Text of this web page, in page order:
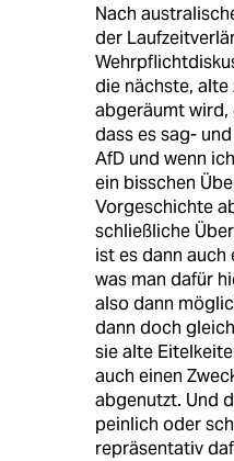
Nach
der
die nächste,
abgeräumt wird,
dass es sag-
AfD und wenn
ein bisschen
Vorgeschichte
schließliche
ist es dann auch
was man dafür
also dann
dann doch
sie alte
auch einen
abgenutzt. Und
peinlich oder
repräsentativ